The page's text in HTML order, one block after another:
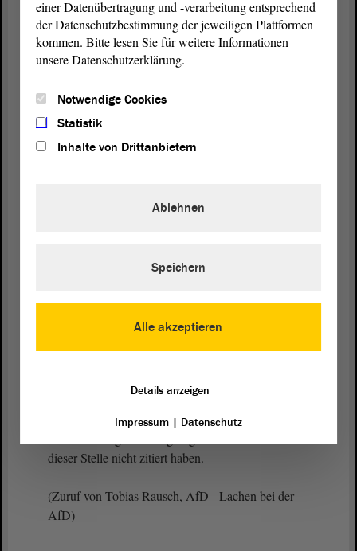
Vizepräsidentin Anne-Marie Keding:
Herr Erben, bitte.
Rüdiger Erben (SPD):
auswendig, aber ich bin mir sicher, richtig zu
Sicherheitsgefühl und Freiheitsrechten.
Meine Frage ist: Von wem stammt dieser Satz?
Ehrlich gesagt, habe ich das jetzt nicht verstanden.
Ich habe nämlich zur elektronischen Fußfessel in
dieser Stelle nicht zitiert haben.
(Zuruf von Tobias Rausch, AfD - Lachen bei der
AfD)
einer Datenübertragung und -verarbeitung entsprechend
der Datenschutzbestimmung der jeweiligen Plattformen
kommen. Bitte lesen Sie für weitere Informationen
unsere Datenschutzerklärung.
Notwendige Cookies
Statistik
Inhalte von Drittanbietern
Alle akzeptieren
Ablehnen
Speichern
Details anzeigen
Impressum| Datenschutz